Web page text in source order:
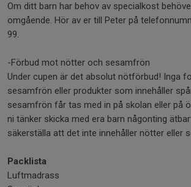
Om ditt barn har behov av specialkost
omgående. Hör av er till Peter på
99.
-Förbud mot nötter och sesamfrön
Under cupen är det absolut nötförbud! Inga
sesamfrön eller produkter som innehåller
sesamfrön får tas med in på skolan eller på
ni tänker skicka med era barn någonting
säkerställa att det inte innehåller nötter eller
Packlista
Luftmadrass